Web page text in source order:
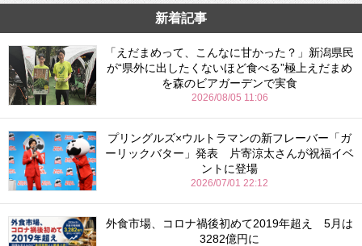
新着記事
「えだまめって、こんなに甘かった？」新潟県民
が“県外に出したくないほど食べる”極上えだまめ
を森のビアガーデンで実食
2026/08/05 11:06
プリングルズ×ウルトラマンの新フレーバー「ガ
ーリックバター」発表 片寄涼太さんが祝福イベ
ントに登場
2026/07/01 22:12
外食市場、コロナ禍後初めて2019年超え 5月は
3282億円に